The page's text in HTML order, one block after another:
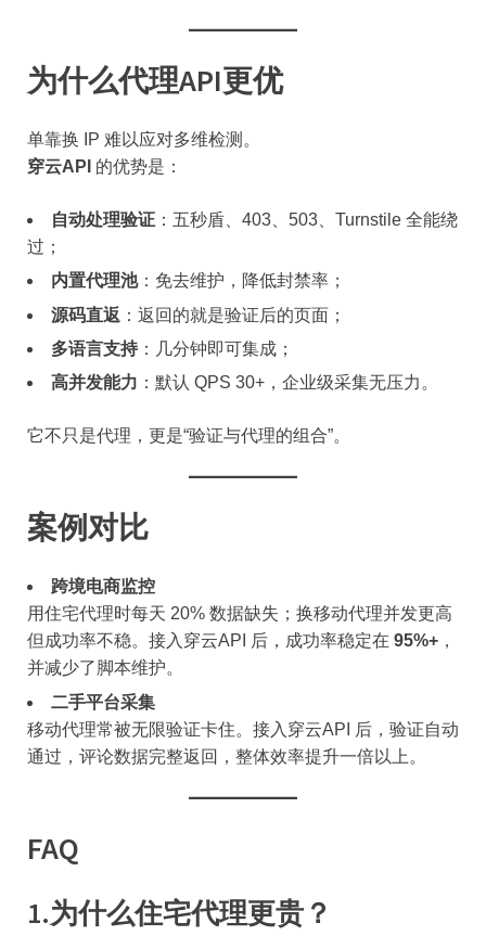
为什么代理API更优
单靠换 IP 难以应对多维检测。
穿云API 的优势是：
自动处理验证 ：五秒盾、403、503、Turnstile 全能绕
过；
内置代理池：免去维护，降低封禁率；
源码直返 ：返回的就是验证后的页面；
多语言支持 ：几分钟即可集成；
高并发能力 ：默认 QPS 30+，企业级采集无压力。
它不只是代理，更是“验证与代理的组合”。
案例对比
跨境电商监控
用住宅代理时每天 20% 数据缺失；换移动代理并发更高
但成功率不稳。接入穿云API 后，成功率稳定在 95%+ ，
并减少了脚本维护。
二手平台采集
移动代理常被无限验证卡住。接入穿云API 后，验证自动
通过，评论数据完整返回，整体效率提升一倍以上。
FAQ
1.为什么住宅代理更贵？